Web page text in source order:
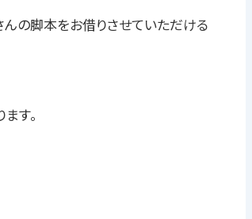
の脚本をお借りさせていただける
す。